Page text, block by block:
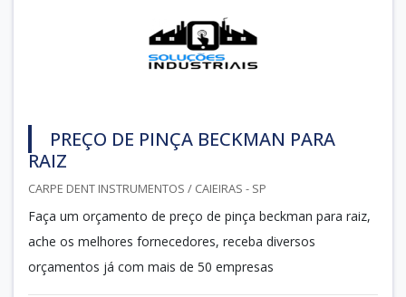
PREÇO DE PINÇA BECKMAN PARA
RAIZ
CARPE DENT INSTRUMENTOS / CAIEIRAS - SP
Faça um orçamento de preço de pinça beckman para raiz,
ache os melhores fornecedores, receba diversos
orçamentos já com mais de 50 empresas